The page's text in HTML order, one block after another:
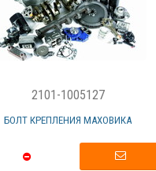
2101-1005127
БОЛТ КРЕПЛЕНИЯ МАХОВИКА